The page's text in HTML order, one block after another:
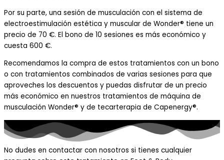
Por su parte, una sesión de musculación con el sistema de
electroestimulación estética y muscular de Wonder® tiene un
precio de 70 €. El bono de 10 sesiones es más económico y
cuesta 600 €.
Recomendamos la compra de estos tratamientos con un bono
o con tratamientos combinados de varias sesiones para que
aproveches los descuentos y puedas disfrutar de un precio
más económico en nuestros tratamientos de máquina de
musculación Wonder® y de tecarterapia de Capenergy®.
No dudes en contactar con nosotros si tienes cualquier